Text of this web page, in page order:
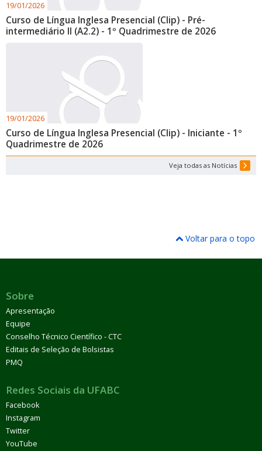
19/01/2026
Curso de Língua Inglesa Presencial (Clip) - Pré-
intermediário II (A2.2) - 1º Quadrimestre de 2026
19/01/2026
Curso de Língua Inglesa Presencial (Clip) - Iniciante - 1º
Quadrimestre de 2026
Veja todas as Notícias
Voltar para o topo
Sobre
Apresentação
Equipe
Conselho Técnico Científico - CTC
Editais de Seleção de Bolsistas
PMQ
Redes Sociais da UFABC
Facebook
Instagram
Twitter
YouTube